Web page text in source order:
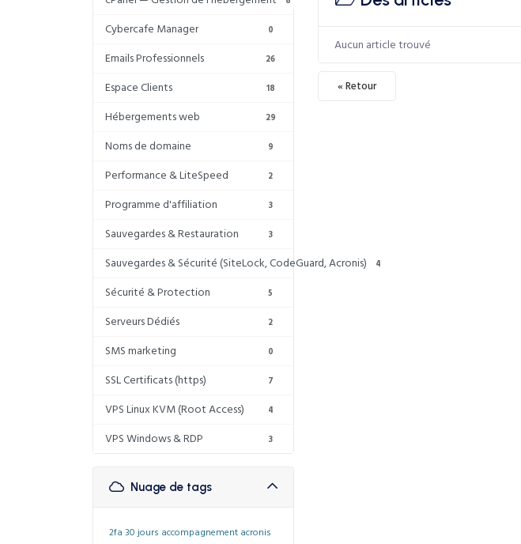
Cybercafe Manager 0
Emails Professionnels 26
Espace Clients 18
Hébergements web 29
Noms de domaine 9
Performance & LiteSpeed 2
Programme d'affiliation 3
Sauvegardes & Restauration 3
Sauvegardes & Sécurité (SiteLock, CodeGuard, Acronis) 4
Sécurité & Protection 5
Serveurs Dédiés 2
SMS marketing 0
SSL Certificats (https) 7
VPS Linux KVM (Root Access) 4
VPS Windows & RDP 3
Nuage de tags
2fa 30 jours accompagnement acronis
Aucun article trouvé
« Retour